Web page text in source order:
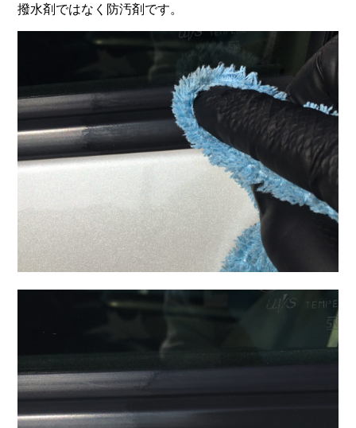
撥水剤ではなく防汚剤です。